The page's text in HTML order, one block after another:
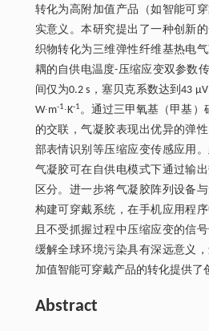
转化为高附加值产品（如智能可
实意义。本研究提出了一种创新
织物转化为三维弹性纤维基热电
耦的自供电温度-压缩应变双参数
间仅为0.2 s，塞贝克系数达到43
W∙m-1∙K-1。通过三甲氧基（甲基）
的交联，气凝胶表现出优异的弹
部表情识别等压缩应变传感应用
气凝胶可在自供电模式下通过输
区分。进一步将气凝胶阵列设备
构建可穿戴系统，在手机应用程
且不受抓握过程中压缩应变的信
缓解全球环境污染具有深远意义
加值智能可穿戴产品的转化提供了
Abstract